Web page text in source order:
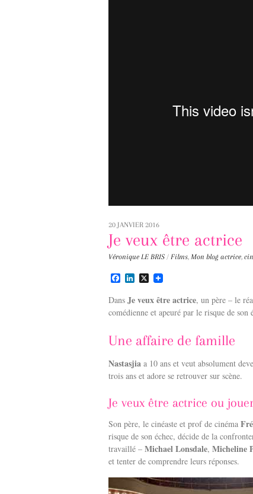
20 JANVIER 2016
Je veux être actrice
Véronique LE BRIS / Films, Mon blog actrice,
F
c
e
b
k
L
n
k
e
n
X
Dans Je veux être actrice, un père – le
comédienne et apeuré par le risque de
Une affaire de famille
Nastasjia a 10 ans et veut absolument
trois ans et adore se retrouver sur scène.
Je veux être actrice ou
Son père, le cinéaste et prof de cinéma
risque de son échec, décide de la
travaillé – Michael Lonsdale, Micheline
et tenter de comprendre leurs réponses.